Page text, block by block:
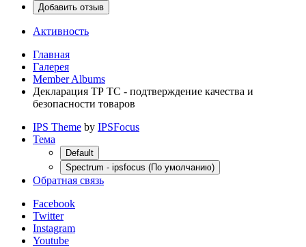
Добавить отзыв
Активность
Главная
Галерея
Member Albums
Декларация ТР ТС - подтверждение качества и
безопасности товаров
IPS Theme by IPSFocus
Тема
Default
Spectrum - ipsfocus (По умолчанию)
Обратная связь
Facebook
Twitter
Instagram
Youtube